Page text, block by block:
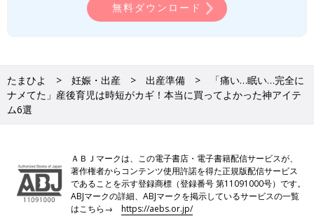
無料ダウンロード
たまひよ 妊娠・出産 出産準備
「痛い…眠い…完全に
ナメてた」産後育児は時短がカギ！本当に買ってよかった神アイテ
ム6選
ＡＢＪマークは、この電子書店・電子書籍配信サービスが、
著作権者からコンテンツ使用許諾を得た正規版配信サービス
であることを示す登録商標（登録番号 第11091000号）です。
ABJマークの詳細、ABJマークを掲示しているサービスの一覧
はこちら→https://aebs.or.jp/